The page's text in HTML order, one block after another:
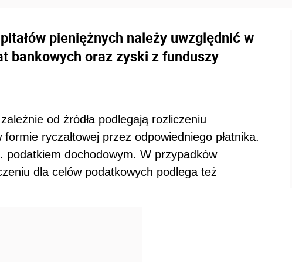
pieniężnych należy uwzględnić w
bankowych oraz zyski z funduszy
od źródła podlegają rozliczeniu
ryczałtowej przez odpowiedniego płatnika.
podatkiem dochodowym. W przypadków
dla celów podatkowych podlega też